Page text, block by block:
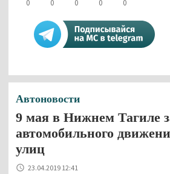
0 0 0 0 0
Автоновости
9 мая в Нижнем Тагиле
автомобильного
улиц
23.04.2019 12:41